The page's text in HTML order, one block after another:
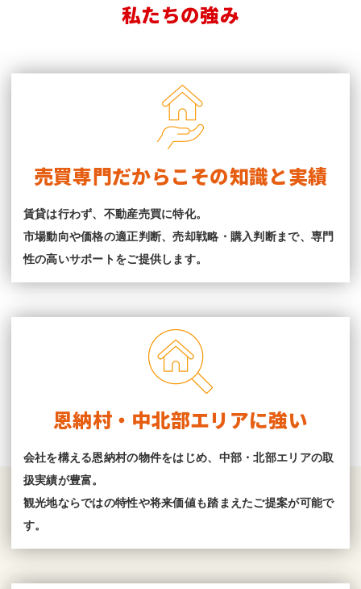
私たちの強み
売買専門だからこその知識と実績
賃貸は行わず、不動産売買に特化。
市場動向や価格の適正判断、売却戦略・購入判断まで、専門
性の高いサポートをご提供します。
恩納村・中北部エリアに強い
会社を構える恩納村の物件をはじめ、中部・北部エリアの取
扱実績が豊富。
観光地ならではの特性や将来価値も踏まえたご提案が可能で
す。